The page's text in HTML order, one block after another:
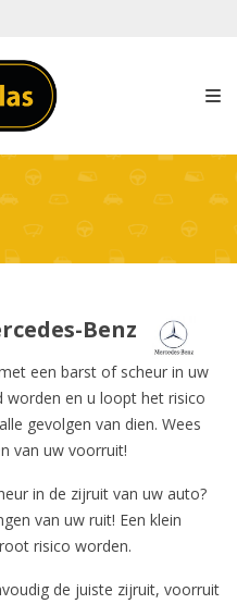
Benz
een barst of scheur in uw
worden en u loopt het risico
gevolgen van dien. Wees
van uw voorruit!
in de zijruit van uw auto?
van uw ruit! Een klein
risico worden.
de juiste zijruit, voorruit